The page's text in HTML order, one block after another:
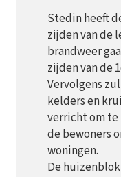
Stedin heeft
zijden van de
brandweer
zijden van de
Vervolgens
kelders en
verricht om te
de bewoners
woningen.
De